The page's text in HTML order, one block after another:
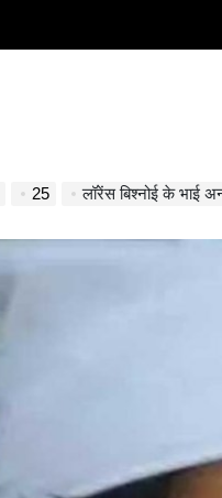
25 लॉरेंस बिश्नोई के भाई